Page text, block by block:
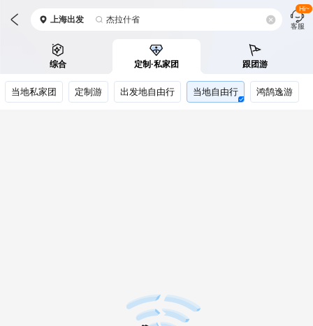
上海出发 杰拉什省
客服
Hi~
综合 定制·私家团 跟团游
当地私家团 定制游 出发地自由行 当地自由行 鸿鹄逸游